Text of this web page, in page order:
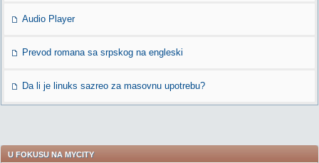
Audio Player
Prevod romana sa srpskog na engleski
Da li je linuks sazreo za masovnu upotrebu?
U FOKUSU NA MYCITY